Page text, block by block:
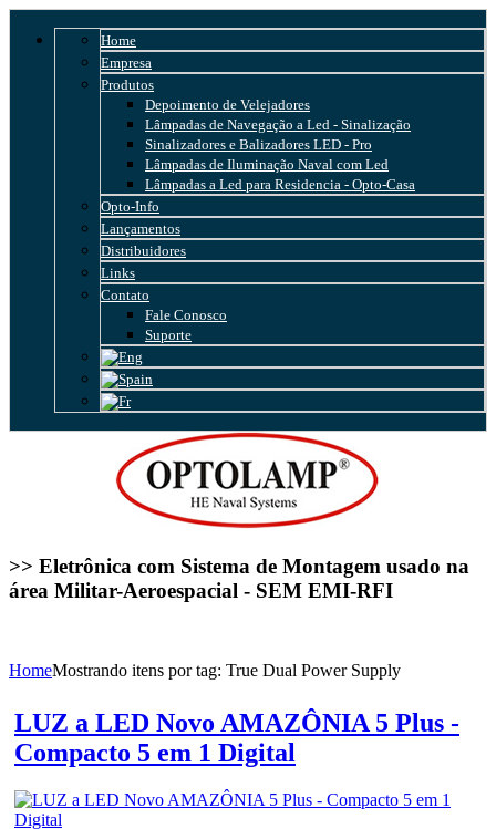
Home
Empresa
Produtos
Depoimento de Velejadores
Lâmpadas de Navegação a Led - Sinalização
Sinalizadores e Balizadores LED - Pro
Lâmpadas de Iluminação Naval com Led
Lâmpadas a Led para Residencia - Opto-Casa
Opto-Info
Lançamentos
Distribuidores
Links
Contato
Fale Conosco
Suporte
>> Eletrônica com Sistema de Montagem usado na
área Militar-Aeroespacial - SEM EMI-RFI
HomeMostrando itens por tag: True Dual Power Supply
LUZ a LED Novo AMAZÔNIA 5 Plus -
Compacto 5 em 1 Digital